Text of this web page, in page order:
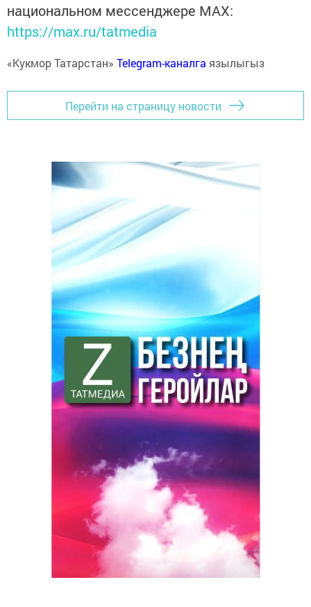
национальном мессенджере MАХ:
https://max.ru/tatmedia
«Кукмор Татарстан» Telegram-каналга язылыгыз
Перейти на страницу новости